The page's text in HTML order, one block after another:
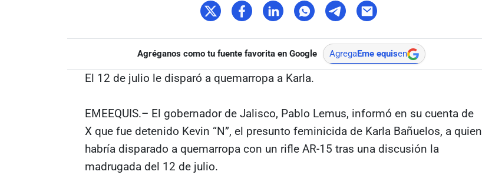
Agréganos como tu fuente favorita en Google AgregaEme equisen
El 12 de julio le disparó a quemarropa a Karla.
EMEEQUIS.– El gobernador de Jalisco, Pablo Lemus, informó en su cuenta de
X que fue detenido Kevin “N”, el presunto feminicida de Karla Bañuelos, a quien
habría disparado a quemarropa con un rifle AR-15 tras una discusión la
madrugada del 12 de julio.